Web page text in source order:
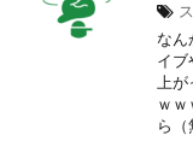
なん
イブ
上
ｗ
ら（